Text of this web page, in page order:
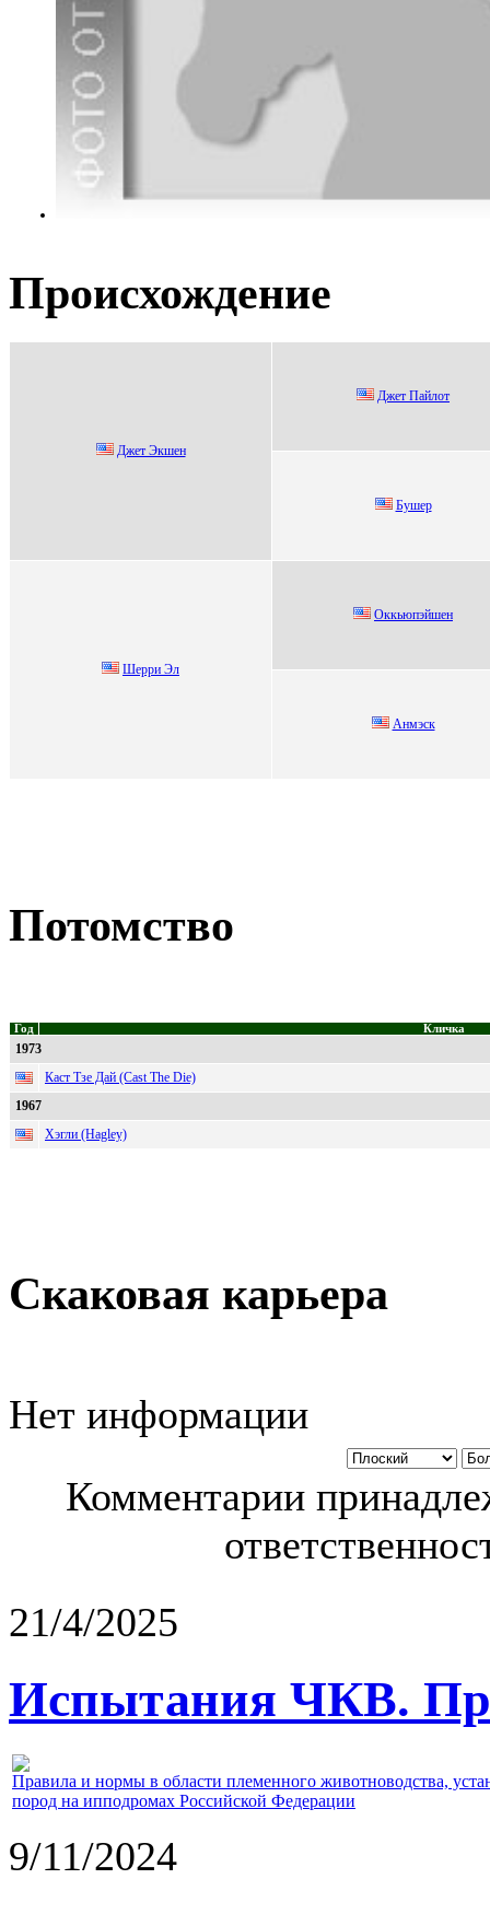
Происхождение
Джeт Экшeн
Джет Пайлот
Бушeр
Шeрри Эл
Оккьюпэйшен
Анмэск
Потомство
Год Кличка
1973
Каст Тзе Дай (Cast The Die)
1967
Хэгли (Hagley)
Скаковая карьера
Нет информации
Комментарии
21/4/2025
Испытания ЧКВ.
Правила и нормы в области племенного животноводства,
пород на ипподромах Российской Федерации
9/11/2024